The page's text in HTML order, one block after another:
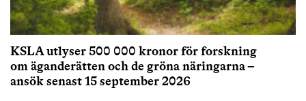
KSLA utlyser 500 000 kronor för forskning
om äganderätten och de gröna näringarna –
ansök senast 15 september 2026